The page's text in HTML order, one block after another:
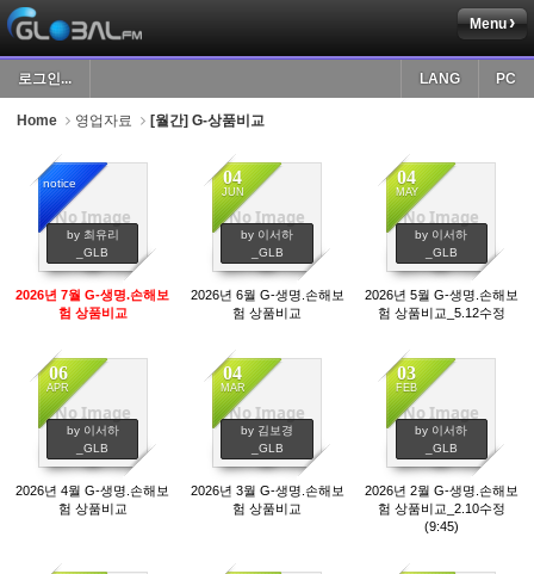
Menu
로그인... PC
LANG
Home 영업자료 [월간] G-상품비교
No Image
notice
by 최유리
_GLB
987
2026년 7월 G-생명.손해보
험 상품비교
No Image
04
JUN
by 이서하
_GLB
1011
2026년 6월 G-생명.손해보
험 상품비교
No Image
04
MAY
by 이서하
_GLB
1039
2026년 5월 G-생명.손해보
험 상품비교_5.12수정
No Image
06
APR
by 이서하
_GLB
1003
2026년 4월 G-생명.손해보
험 상품비교
No Image
04
MAR
by 김보경
_GLB
1276
2026년 3월 G-생명.손해보
험 상품비교
No Image
03
FEB
by 이서하
_GLB
983
2026년 2월 G-생명.손해보
험 상품비교_2.10수정
(9:45)
Sketchbook5, 스케치북5
Sketchbook5, 스케치북5